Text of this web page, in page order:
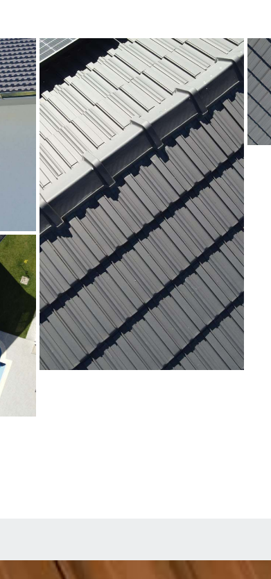
Moradia em Vale de Cambra
Antracite
Vale de Cambra
©Ricardo Junqueira